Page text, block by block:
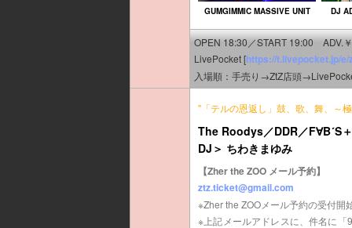
GUMGIMMIC MASSIVE UNIT DJ
OPEN 18:30／START 19:00 ADV.
LivePocket [https://t.livepocket.jp/e/
入場順：手売り→ZtZ店頭
"「テルの恩返し」鼓、歌、舞、～
The Roodys／DDR／F∀B´S＋
DJ＞ ちわきまゆみ
【Zher the ZOO メール予約】
ztz.ticket@gmail.com
※Zher the ZOOメール予約の受付
※上記メールアドレスに、件名に